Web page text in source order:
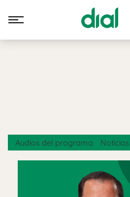
Audios del programa Noticias